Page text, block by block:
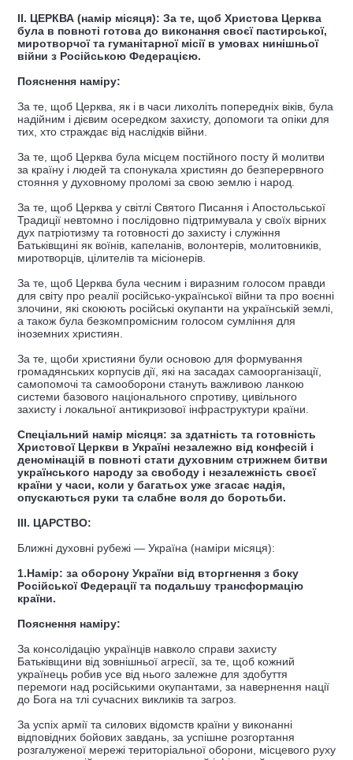
ІІ. ЦЕРКВА (намір місяця): За те, щоб Христова Церква
була в повноті готова до виконання своєї пастирської,
миротворчої та гуманітарної місії в умовах нинішньої
війни з Російською Федерацією.
Пояснення наміру:
За те, щоб Церква, як і в часи лихоліть попередніх віків, була
надійним і дієвим осередком захисту, допомоги та опіки для
тих, хто страждає від наслідків війни.
За те, щоб Церква була місцем постійного посту й молитви
за країну і людей та спонукала християн до безперервного
стояння у духовному проломі за свою землю і народ.
За те, щоб Церква у світлі Святого Писання і Апостольської
Традиції невтомно і послідовно підтримувала у своїх вірних
дух патріотизму та готовності до захисту і служіння
Батьківщині як воїнів, капеланів, волонтерів, молитовників,
миротворців, цілителів та місіонерів.
За те, щоб Церква була чесним і виразним голосом правди
для світу про реалії російсько-української війни та про воєнні
злочини, які скоюють російські окупанти на українській землі,
а також була безкомпромісним голосом сумління для
іноземних християн.
За те, щоби християни були основою для формування
громадянських корпусів дії, які на засадах самоорганізації,
самопомочі та самооборони стануть важливою ланкою
системи базового національного спротиву, цивільного
захисту і локальної антикризової інфраструктури країни.
Спеціальний намір місяця: за здатність та готовність
Христової Церкви в Україні незалежно від конфесій і
деномінацій в повноті стати духовним стрижнем битви
українського народу за свободу і незалежність своєї
країни у часи, коли у багатьох уже згасає надія,
опускаються руки та слабне воля до боротьби.
IІІ. ЦАРСТВО:
Ближні духовні рубежі — Україна (наміри місяця):
1.Намір: за оборону України від вторгнення з боку
Російської Федерації та подальшу трансформацію
країни.
Пояснення наміру:
За консолідацію українців навколо справи захисту
Батьківщини від зовнішньої агресії, за те, щоб кожний
українець робив усе від нього залежне для здобуття
перемоги над російськими окупантами, за навернення нації
до Бога на тлі сучасних викликів та загроз.
За успіх армії та силових відомств країни у виконанні
відповідних бойових завдань, за успішне розгортання
розгалуженої мережі територіальної оборони, місцевого руху